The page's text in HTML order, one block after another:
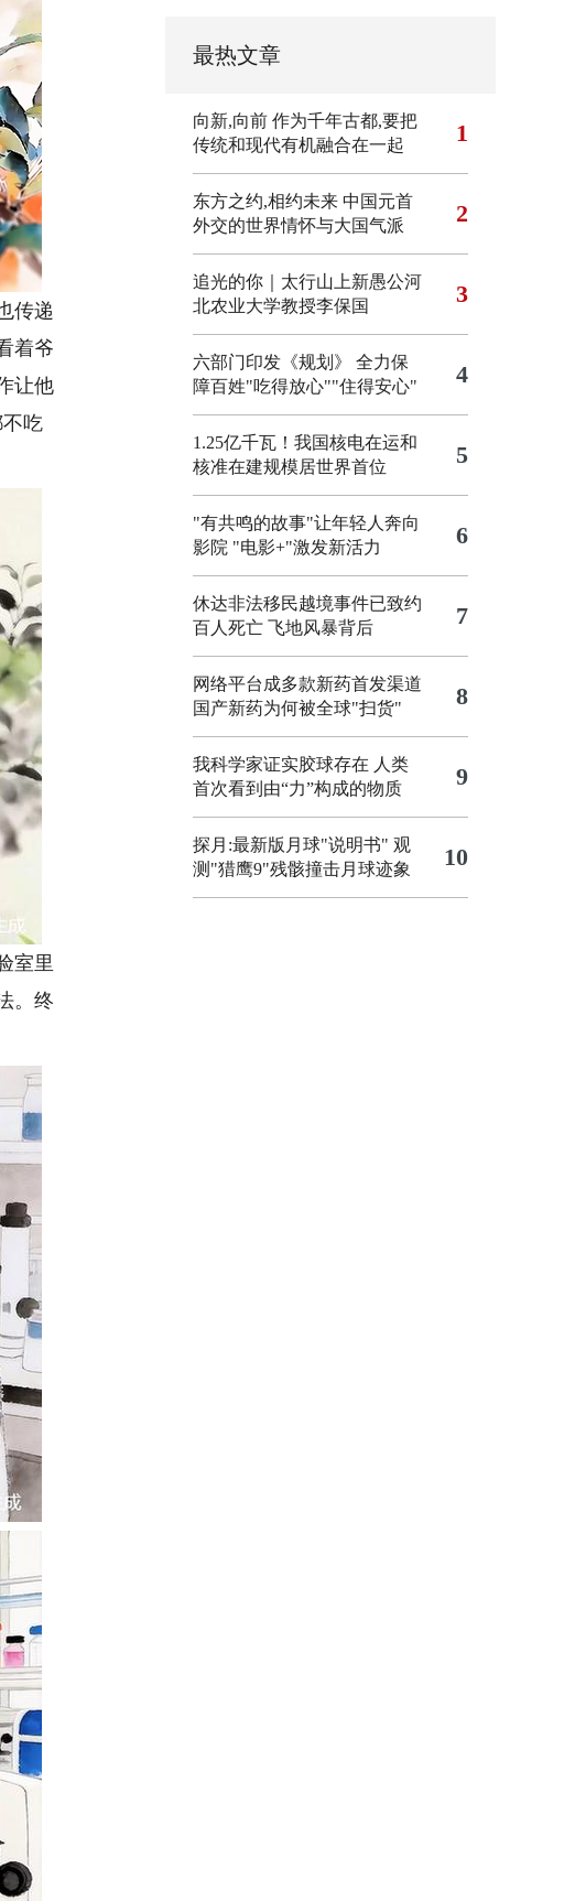
传递
着爷
让他
吃
室里
。终
最热文章
向新,向前 作为千年古都,要把
传统和现代有机融合在一起
1
东方之约,相约未来 中国元首
外交的世界情怀与大国气派
2
追光的你｜太行山上新愚公河
北农业大学教授李保国
3
六部门印发《规划》 全力保
障百姓"吃得放心""住得安心"
4
1.25亿千瓦！我国核电在运和
核准在建规模居世界首位
5
"有共鸣的故事"让年轻人奔向
影院 "电影+"激发新活力 6
休达非法移民越境事件已致约
百人死亡 飞地风暴背后 7
网络平台成多款新药首发渠道
国产新药为何被全球"扫货"
8
我科学家证实胶球存在 人类
首次看到由“力”构成的物质
9
探月:最新版月球"说明书" 观
测"猎鹰9"残骸撞击月球迹象
10